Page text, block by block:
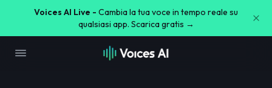
Voices AI Live - Cambia la tua voce in tempo reale su
qualsiasi app. Scarica gratis →